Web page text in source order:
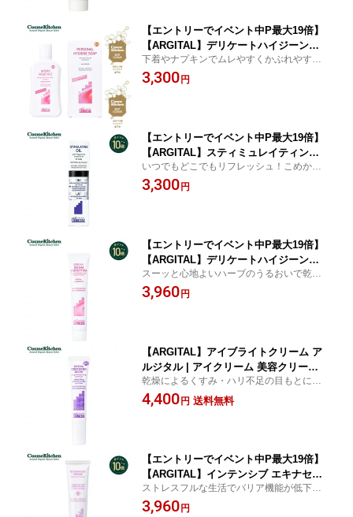
【エントリーでイベント中P最大19倍】
【ARGITAL】デリケートハイジーンソ
ープ | アルジタル ボディソープ デリケ
ートゾーン フェムテック 石鹸 敏感肌
下着やナプキンでムレやすくかぶれやすい
刺激に弱いデリケートエリア用のソープ。
3,300円
【エントリーでイベント中P最大19倍】
【ARGITAL】スティミュレイティング
ロールオン(ミント) | アリジタル ボディ
オイル ロールオン ペパーミント ミント
いつでもどこでもリフレッシュ！こめかみ
や首、肩など手軽にコロコロ。もやもやス
ッキリ爽快ミント。
3,300円
【エントリーでイベント中P最大19倍】
【ARGITAL】デリケートハイジーンク
リーム | クレイ フェムケア デリケート
クリーム リフレッシュ ニアウリ 保湿
スーッと心地よいハーブのうるおいで乾燥
によるトラブルを未然に防いで守る。敏感
な肌のための保湿クリーム。
3,960円
【ARGITAL】アイブライトクリーム ア
ルジタル | アイクリーム 美容クリーム
目元ケア 目元クリーム まぶた くすみ
保湿 うるおい 潤い 乾燥 乾燥肌 敏感肌
乾燥によるくすみ・ハリ不足の目もとに優
しくなじむクリーム。
4,400円 送料無料
【エントリーでイベント中P最大19倍】
【ARGITAL】インテンシブ エキナセア
クリーム | アルジタル ナチュラルコス
メ スキンケア クリーム 保湿クリーム
ストレスフルな生活でバリア機能が低下し
がちな肌に。
3,960円